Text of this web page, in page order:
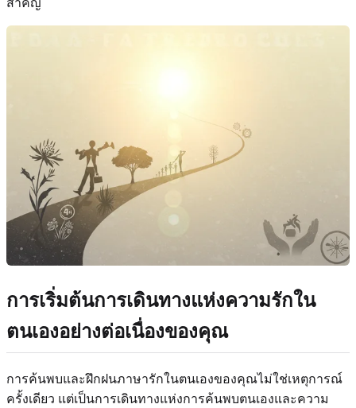
การเริ่มต้นการเดินทางแห่งความรักใน
ตนเองอย่างต่อเนื่องของคุณ
การค้นพบและฝึกฝนภาษารักในตนเองของคุณไม่ใช่เหตุการณ์
ครั้งเดียว แต่เป็นการเดินทางแห่งการค้นพบตนเองและความ